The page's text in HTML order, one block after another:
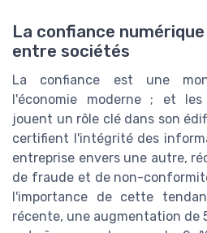
La confiance
entre sociétés
La confiance est une
l'économie moderne ; et les
jouent un rôle clé dans son
certifient l'intégrité des
entreprise envers une autre,
de fraude et de non-
l'importance de cette
récente, une augmentation de